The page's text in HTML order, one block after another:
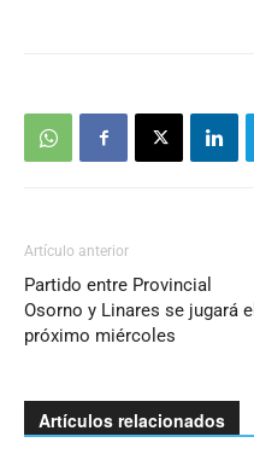
Artículo anterior
Partido entre Provincial
Osorno y Linares se jugará el
próximo miércoles
Artículos relacionados